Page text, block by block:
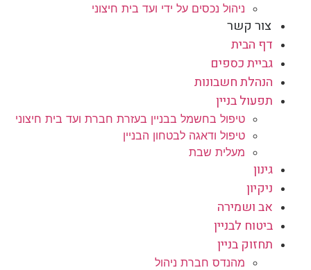
ניהול נכסים על ידי ועד בית חיצוני
צור קשר
דף הבית
גביית כספים
הנהלת חשבונות
תפעול בניין
טיפול בחשמל בבניין בעזרת חברת ועד בית חיצוני
טיפול ודאגה לבטחון הבניין
מעלית שבת
גינון
ניקיון
אב ושמירה
ביטוח לבניין
תחזוק בניין
מהנדס חברת ניהול